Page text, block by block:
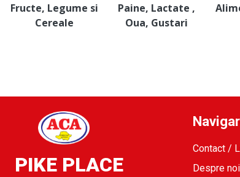
Fructe, Legume si
Cereale
Paine, Lactate ,
Oua, Gustari
PIKE PLACE
Contact /
Despre noi